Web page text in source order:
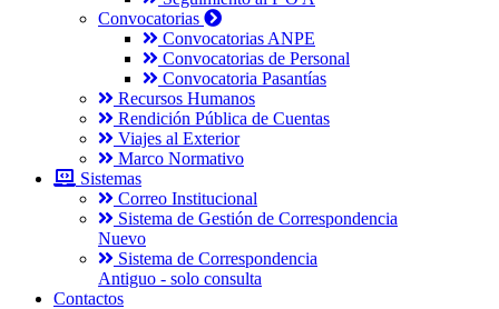
Convocatorias
Convocatorias ANPE
Convocatorias de Personal
Convocatoria Pasantías
Recursos Humanos
Rendición Pública de Cuentas
Viajes al Exterior
Marco Normativo
Sistemas
Correo Institucional
Sistema de Gestión de Correspondencia
Nuevo
Sistema de Correspondencia
Antiguo - solo consulta
Contactos